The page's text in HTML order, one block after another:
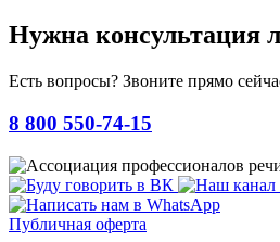
Нужна консультация
Есть вопросы? Звоните прямо
8 800 550-74-15
Публичная оферта